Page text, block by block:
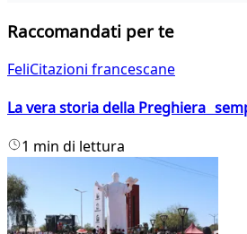
Raccomandati per te
FeliCitazioni francescane
La vera storia della Preghiera
1 min di lettura